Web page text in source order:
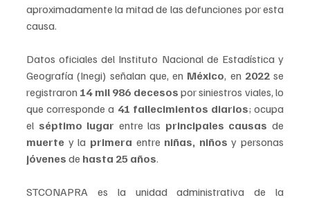
aproximadamente la mitad de las defunciones por esta
causa.
Datos oficiales del Instituto Nacional de Estadística y
Geografía (Inegi) señalan que, en México, en 2022 se
registraron 14 mil 986 decesos por siniestros viales, lo
que corresponde a 41 fallecimientos diarios; ocupa
el séptimo lugar entre las principales causas
muerte y la primera entre niñas, niños y personas
jóvenes de hasta 25 años.
STCONAPRA es la unidad administrativa de la